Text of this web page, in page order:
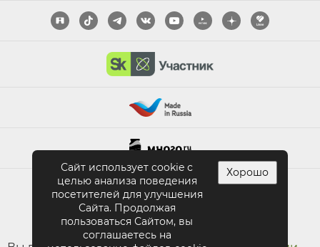
ПОЛНАЯ ВЕРСИЯ САЙТА
Сайт использует cookie с
целью анализа поведения
посетителей для улучшения
Сайта. Продолжая
пользоваться Сайтом, вы
соглашаетесь на
Хорошо